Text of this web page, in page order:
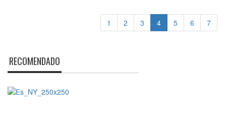
1 2 3 4 5 6 7
RECOMENDADO